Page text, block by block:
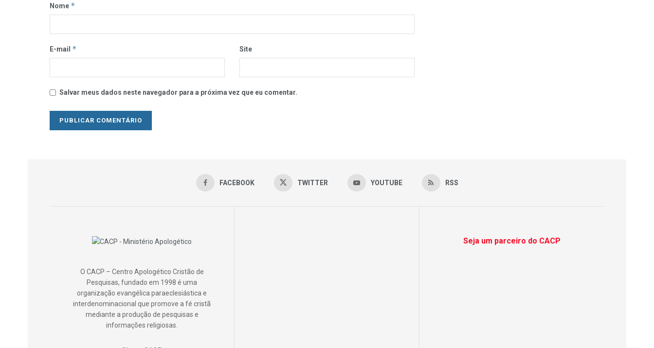
Nome *
E-mail * Site
Salvar meus dados neste navegador para a próxima vez que eu comentar.
FACEBOOK TWITTER YOUTUBE RSS
O CACP – Centro Apologético Cristão de
Pesquisas, fundado em 1998 é uma
organização evangélica paraeclesiástica e
interdenominacional que promove a fé cristã
mediante a produção de pesquisas e
informações religiosas.
Seja um parceiro do CACP